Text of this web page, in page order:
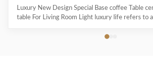
Luxury New Design Special Base coffee Table
table For Living Room Light luxury life refers to
luxury is just a way of life that respects the